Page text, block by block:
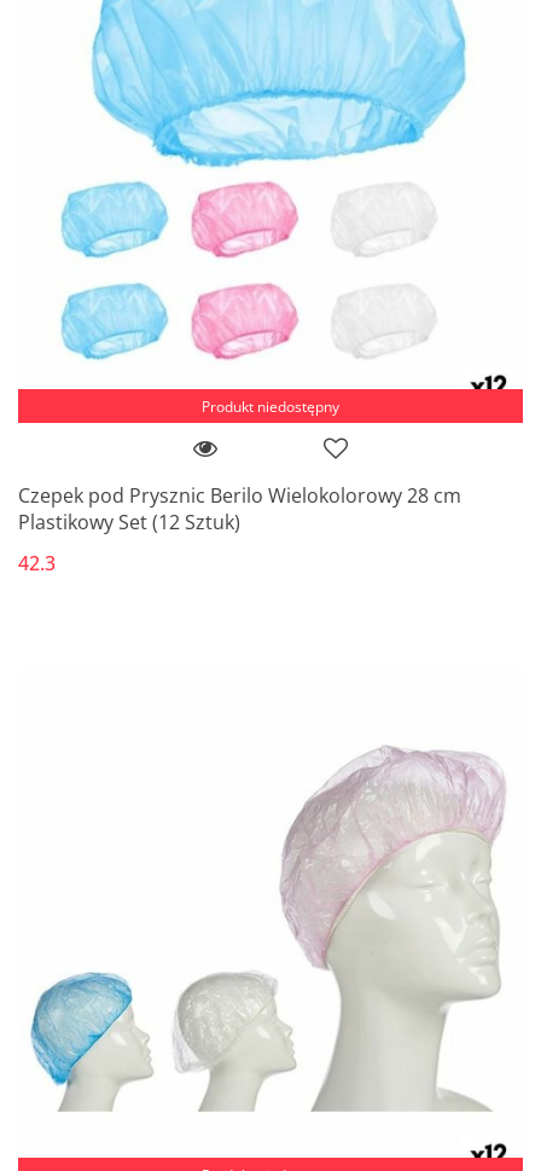
Produkt niedostępny
Czepek pod Prysznic Berilo Wielokolorowy 28 cm
Plastikowy Set (12 Sztuk)
42.3